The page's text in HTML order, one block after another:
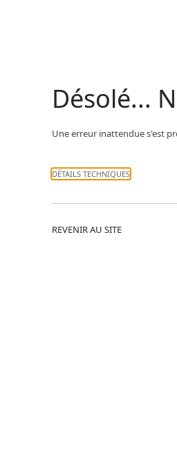
Désolé...
Une erreur inattendue s'est
DÉTAILS TECHNIQUES
REVENIR AU SITE